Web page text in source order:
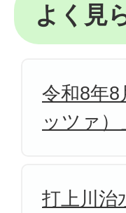
よく見
令和8年
ッツァ）
打上川治